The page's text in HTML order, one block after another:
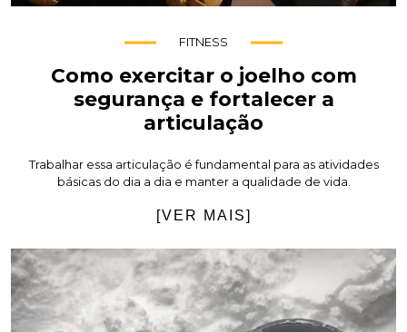
FITNESS
Como exercitar o joelho com
segurança e fortalecer a
articulação
Trabalhar essa articulação é fundamental para as atividades
básicas do dia a dia e manter a qualidade de vida.
[VER MAIS]